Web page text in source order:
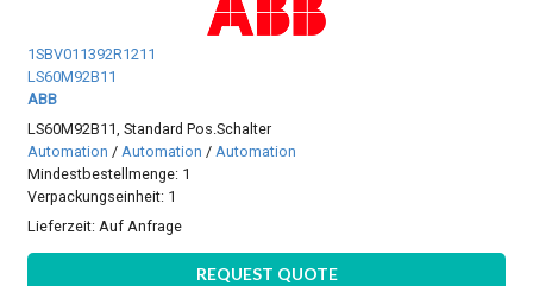
1SBV011392R1211
LS60M92B11
ABB
LS60M92B11, Standard Pos.Schalter
Automation /Automation /Automation
Mindestbestellmenge: 1
Verpackungseinheit: 1
Lieferzeit:Auf Anfrage
REQUEST QUOTE